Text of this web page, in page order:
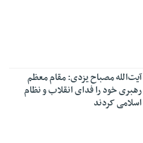
آیت‌الله مصباح یزدی: مقام معظم
رهبری خود را فدای انقلاب و نظام
اسلامی کردند